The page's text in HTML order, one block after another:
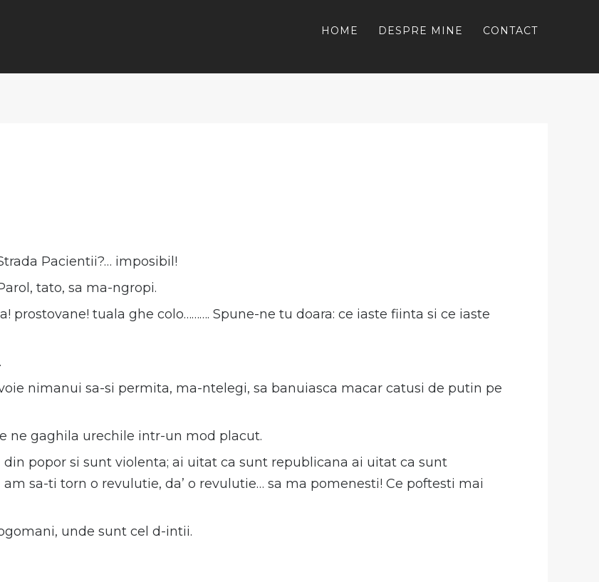
HOME DESPRE MINE CONTACT
Pacientii?… imposibil!
tato, sa ma-ngropi.
tuala ghe colo………. Spune-ne tu doara: ce iaste fiinta si ce iaste
nimanui sa-si permita, ma-ntelegi, sa banuiasca macar catusi de putin pe
ne gaghila urechile intr-un mod placut.
popor si sunt violenta; ai uitat ca sunt republicana ai uitat ca sunt
sa-ti torn o revulutie, da’ o revulutie… sa ma pomenesti! Ce poftesti mai
unde sunt cel d-intii.